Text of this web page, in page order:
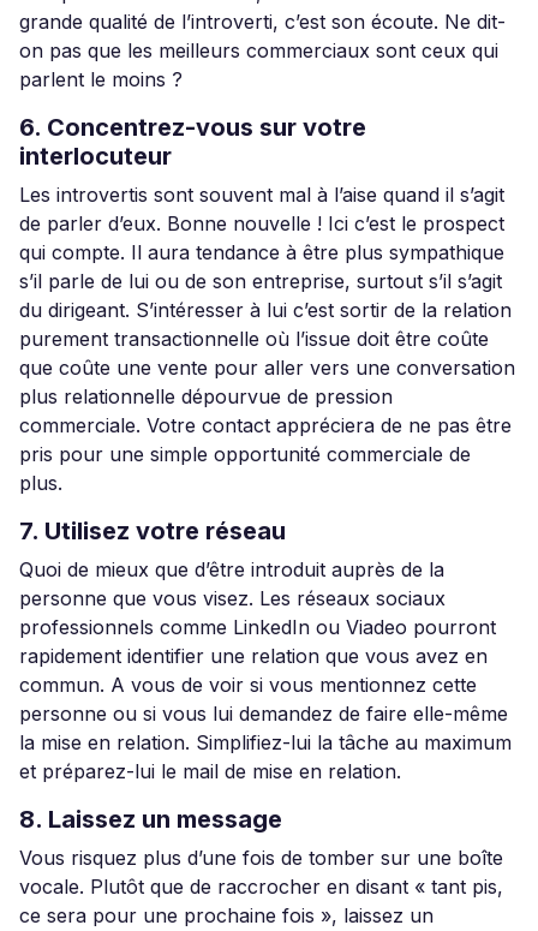
grande qualité de l’introverti, c’est son écoute. Ne dit-
on pas que les meilleurs commerciaux sont ceux qui
parlent le moins ?
6. Concentrez-vous sur votre
interlocuteur
Les introvertis sont souvent mal à l’aise quand il s’agit
de parler d’eux. Bonne nouvelle ! Ici c’est le prospect
qui compte. Il aura tendance à être plus sympathique
s’il parle de lui ou de son entreprise, surtout s’il s’agit
du dirigeant. S’intéresser à lui c’est sortir de la relation
purement transactionnelle où l’issue doit être coûte
que coûte une vente pour aller vers une conversation
plus relationnelle dépourvue de pression
commerciale. Votre contact appréciera de ne pas être
pris pour une simple opportunité commerciale de
plus.
7. Utilisez votre réseau
Quoi de mieux que d’être introduit auprès de la
personne que vous visez. Les réseaux sociaux
professionnels comme LinkedIn ou Viadeo pourront
rapidement identifier une relation que vous avez en
commun. A vous de voir si vous mentionnez cette
personne ou si vous lui demandez de faire elle-même
la mise en relation. Simplifiez-lui la tâche au maximum
et préparez-lui le mail de mise en relation.
8. Laissez un message
Vous risquez plus d’une fois de tomber sur une boîte
vocale. Plutôt que de raccrocher en disant « tant pis,
ce sera pour une prochaine fois », laissez un